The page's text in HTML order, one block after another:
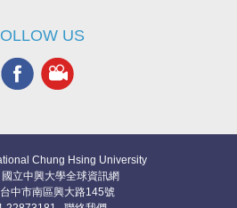
US
Chung Hsing University
立中興大學全球資訊網
中市南區興大路145號